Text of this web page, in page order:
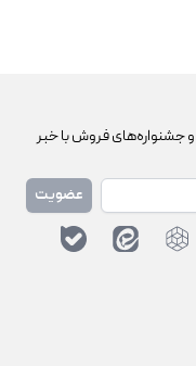
جشنواره‌های فروش با خبر
عضویت